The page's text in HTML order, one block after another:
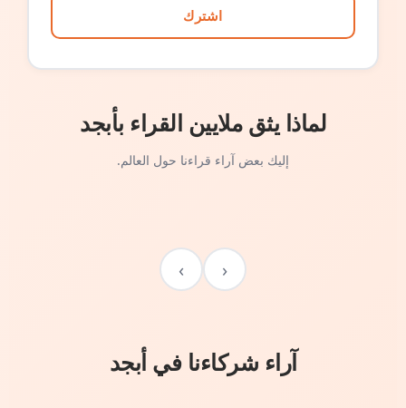
اشترك
لماذا يثق ملايين القراء بأبجد
إليك بعض آراء قراءنا حول العالم.
‹
›
آراء شركاءنا في أبجد